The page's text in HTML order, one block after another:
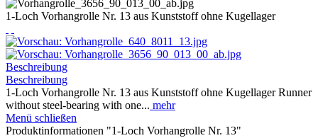
1-Loch Vorhangrolle Nr. 13 aus Kunststoff ohne Kugellager
Beschreibung
Beschreibung
1-Loch Vorhangrolle Nr. 13 aus Kunststoff ohne Kugellager Runner
without steel-bearing with one... mehr
Menü schließen
Produktinformationen "1-Loch Vorhangrolle Nr. 13"